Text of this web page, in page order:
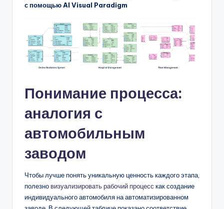
с помощью AI Visual Paradigm
Понимание процесса:
аналогия с
автомобильным
заводом
Чтобы лучше понять уникальную ценность каждого этапа,
полезно визуализировать рабочий процесс как создание
индивидуального автомобиля на автоматизированном